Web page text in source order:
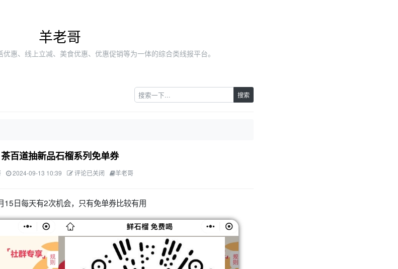
羊老哥
惠、线上立减、美食优惠、优惠促销等为一体的综合类线报平台。
搜索
茶百道抽新品石榴系列免单券
2024-09-13 10:39 评论已关闭 羊老哥
日每天有2次机会，只有免单券比较有用